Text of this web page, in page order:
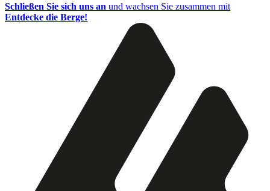
Schließen Sie sich uns an und wachsen Sie zusammen mit
Entdecke die Berge!